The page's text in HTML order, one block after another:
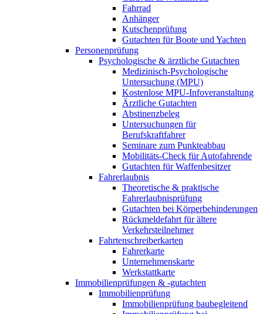
Fahrrad
Anhänger
Kutschenprüfung
Gutachten für Boote und Yachten
Personenprüfung
Psychologische & ärztliche Gutachten
Medizinisch-Psychologische
Untersuchung (MPU)
Kostenlose MPU-Infoveranstaltung
Ärztliche Gutachten
Abstinenzbeleg
Untersuchungen für
Berufskraftfahrer
Seminare zum Punkteabbau
Mobilitäts-Check für Autofahrende
Gutachten für Waffenbesitzer
Fahrerlaubnis
Theoretische & praktische
Fahrerlaubnisprüfung
Gutachten bei Körperbehinderungen
Rückmeldefahrt für ältere
Verkehrsteilnehmer
Fahrtenschreiberkarten
Fahrerkarte
Unternehmenskarte
Werkstattkarte
Immobilienprüfungen & -gutachten
Immobilienprüfung
Immobilienprüfung baubegleitend